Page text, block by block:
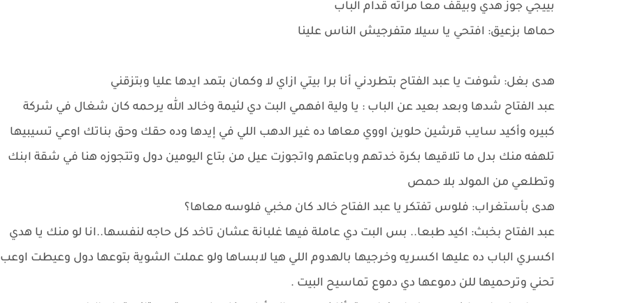
بييجي جوز هدي وبيقف معا مراته قدام الباب
حماها بزعيق: افتحي يا سيلا متفرجيش الناس علينا
هدى بغل: شوفت يا عبد الفتاح بتطردني أنا برا بيتي ازاي لا وكمان بتمد ايدها عليا وبتزقني
عبد الفتاح شدها وبعد بعيد عن الباب : يا ولية افهمي البت دي لئيمة وخالد الله يرحمه كان شغال في شركة
كبيره وأكيد سايب قرشين حلوين اووي معاها ده غير الدهب اللي في إيدها وده حقك وحق بناتك اوعي تسيبيها
تلهفه منك بدل ما تلاقيها بكرة خدتهم وباعتهم واتجوزت عيل من بتاع اليومين دول وتتجوزه هنا في شقة ابنك
وتطلعي من المولد بلا حمص
هدى بأستغراب: فلوس تفتكر يا عبد الفتاح خالد كان مخبي فلوسه معاها؟
عبد الفتاح بخبث: اكيد طبعا.. بس البت دي عاملة فيها غلبانة عشان تاخد كل حاجه لنفسها..انا لو منك يا هدي
اكسري الباب ده عليها اكسريه وخرجيها بالهدوم اللي هيا لابساها ولو عملت الشوية بتوعها دول وعيطت اوعب
تحني وترحميها للن دموعها دي دموع تماسيح البيت .